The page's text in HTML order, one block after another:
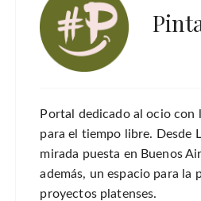
Portal dedicado al ocio con
para el tiempo libre. Desde
mirada puesta en Buenos
además, un espacio para la
proyectos platenses.